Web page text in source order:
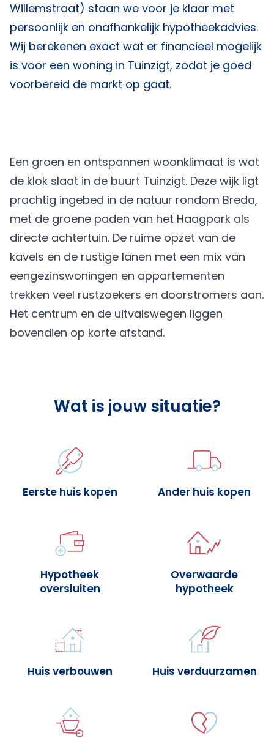
Willemstraat) staan we voor je klaar met
persoonlijk en onafhankelijk hypotheekadvies.
Wij berekenen exact wat er financieel mogelijk
is voor een woning in Tuinzigt, zodat je goed
voorbereid de markt op gaat.
Een groen en ontspannen woonklimaat is wat
de klok slaat in de buurt Tuinzigt. Deze wijk ligt
prachtig ingebed in de natuur rondom Breda,
met de groene paden van het Haagpark als
directe achtertuin. De ruime opzet van de
kavels en de rustige lanen met een mix van
eengezinswoningen en appartementen
trekken veel rustzoekers en doorstromers aan.
Het centrum en de uitvalswegen liggen
bovendien op korte afstand.
Wat is jouw situatie?
Eerste huis kopen Ander huis kopen
Hypotheek
oversluiten
Overwaarde
hypotheek
Huis verbouwen Huis verduurzamen